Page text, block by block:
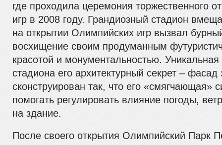
где проходила церемония торжественного
игр в 2008 году. Грандиозный стадион
на открытии Олимпийских игр вызвал
восхищение своим продуманным
красотой и монументальностью. Уникальная
стадиона его архитектурный секрет – фасад
сконструирован так, что его «смягчающая»
помогать регулировать влияние погоды,
на здание.
После своего открытия Олимпийский Парк